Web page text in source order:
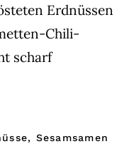
Erdnüssen
Chili-
scharf
Sesamsamen